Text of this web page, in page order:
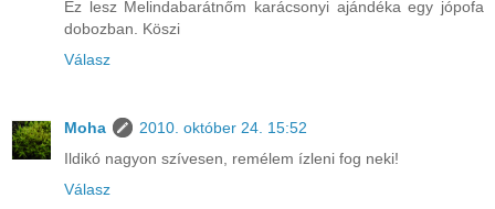
Ez lesz Melindabarátnőm karácsonyi ajándéka egy jópofa
dobozban. Köszi
Válasz
Moha
2010. október 24. 15:52
Ildikó nagyon szívesen, remélem ízleni fog neki!
Válasz